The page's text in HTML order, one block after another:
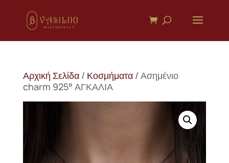
Αρχική Σελίδα/ Κοσμήματα/ Ασημένιο
charm 925° ΑΓΚΑΛΙΑ